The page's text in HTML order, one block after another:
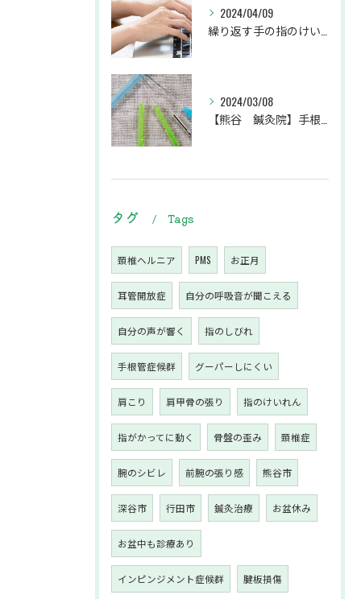
2024/04/09
2024/03/08
タグ Tags
頚椎ヘルニア PMS お正月
耳管開放症 自分の呼吸音が聞こえる
自分の声が響く 指のしびれ
手根管症候群 グーパーしにくい
肩こり 肩甲骨の張り 指のけいれん
指がかってに動く 骨盤の歪み 頚椎症
腕のシビレ 前腕の張り感 熊谷市
深谷市 行田市 鍼灸治療 お盆休み
お盆中も診療あり
インピンジメント症候群 腱板損傷